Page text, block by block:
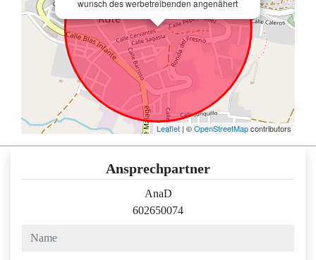
wunsch des werbetreibenden angenähert
Leaflet | ©OpenStreetMapcontributors
Ansprechpartner
AnaD
602650074
name